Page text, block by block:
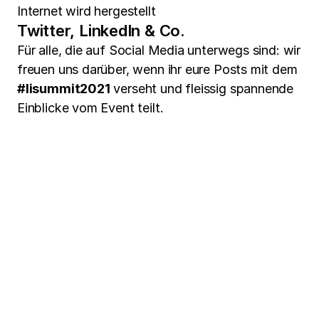
Internet wird hergestellt
Twitter, LinkedIn & Co.
Für alle, die auf Social Media unterwegs sind: wir
freuen uns darüber, wenn ihr eure Posts mit dem
#lisummit2021 verseht und fleissig spannende
Einblicke vom Event teilt.